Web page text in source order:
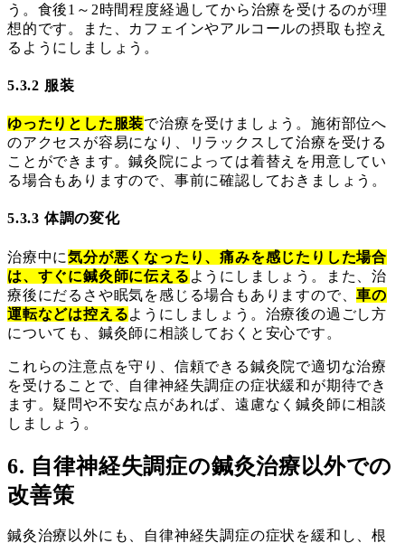
う。食後1～2時間程度経過してから治療を受けるのが理
想的です。また、カフェインやアルコールの摂取も控え
るようにしましょう。
5.3.2 服装
ゆったりとした服装で治療を受けましょう。施術部位へ
のアクセスが容易になり、リラックスして治療を受ける
ことができます。鍼灸院によっては着替えを用意してい
る場合もありますので、事前に確認しておきましょう。
5.3.3 体調の変化
治療中に気分が悪くなったり、痛みを感じたりした場合
は、すぐに鍼灸師に伝える ようにしましょう。また、治
療後にだるさや眠気を感じる場合もありますので、車の
運転などは控えるようにしましょう。治療後の過ごし方
についても、鍼灸師に相談しておくと安心です。
これらの注意点を守り、信頼できる鍼灸院で適切な治療
を受けることで、自律神経失調症の症状緩和が期待でき
ます。疑問や不安な点があれば、遠慮なく鍼灸師に相談
しましょう。
6. 自律神経失調症の鍼灸治療以外での
改善策
鍼灸治療以外にも、自律神経失調症の症状を緩和し、根